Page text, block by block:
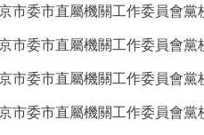
市委市直屬機關工作委員會黨
市委市直屬機關工作委員會黨
市委市直屬機關工作委員會黨
市委市直屬機關工作委員會黨